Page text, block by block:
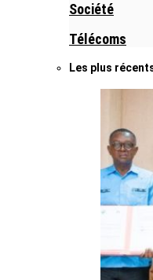
Société
Télécoms
Les plus